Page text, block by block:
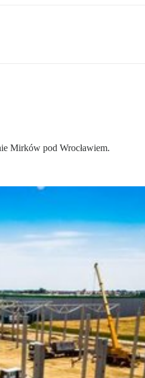
Mirków pod Wrocławiem.